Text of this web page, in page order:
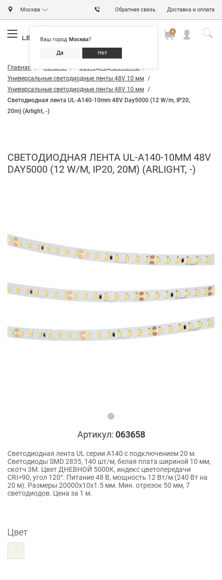
Москва
Ваш город Москва?
Да Нет
Обратная связь Доставка и оплата
0
Главная Каталог
Светодиодные ленты
Универсальные светодиодные ленты 48V 10 мм
Универсальные светодиодные ленты 48V 10 мм
Светодиодная лента UL-A140-10mm 48V Day5000 (12 W/m, IP20,
20m) (Arlight, -)
СВЕТОДИОДНАЯ ЛЕНТА UL-A140-10MM 48V
DAY5000 (12 W/M, IP20, 20M) (ARLIGHT, -)
Артикул: 063658
Светодиодная лента UL серии A140 с подключением 20 м.
Светодиоды SMD 2835, 140 шт/м, белая плата шириной 10 мм,
скотч 3M. Цвет ДНЕВНОЙ 5000K, индекс цветопередачи
CRI>90, угол 120°. Питание 48 В, мощность 12 Вт/м (240 Вт на
20 м). Размеры 20000x10x1.5 мм. Мин. отрезок 50 мм, 7
светодиодов. Цена за 1 м.
Цвет